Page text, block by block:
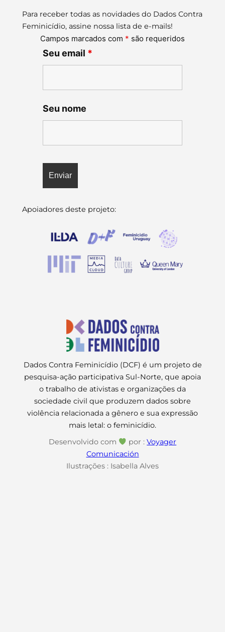
Para receber todas as novidades do Dados Contra
Feminicídio, assine nossa lista de e-mails!
Campos marcados com * são requeridos
Seu email *
Seu nome
Apoiadores deste projeto:
Dados Contra Feminicídio (DCF) é um projeto de
pesquisa-ação participativa Sul-Norte, que apoia
o trabalho de ativistas e organizações da
sociedade civil que produzem dados sobre
violência relacionada a gênero e sua expressão
mais letal: o feminicídio.
Desenvolvido com
por :Voyager
Comunicación
Ilustrações : Isabella Alves